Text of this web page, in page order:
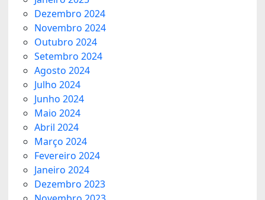
Dezembro 2024
Novembro 2024
Outubro 2024
Setembro 2024
Agosto 2024
Julho 2024
Junho 2024
Maio 2024
Abril 2024
Março 2024
Fevereiro 2024
Janeiro 2024
Dezembro 2023